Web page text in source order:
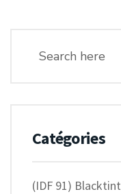
Catégories
(IDF 91) Blacktint